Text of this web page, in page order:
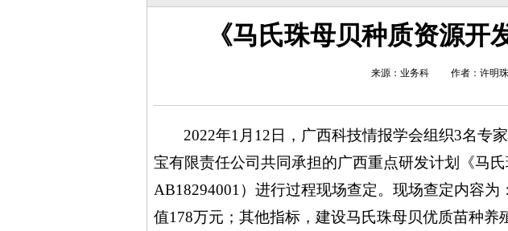
《马氏珠母贝种质资源
来源：业务科 作者：许明
2022年1 月 12 日， 广西科技情报学会组织3名专
宝有限责任公司共同承担的广西重点研发计划《马
AB18294001） 进行过程现场查定。现场查定内容为：
值178万元；其他指标，建设马氏珠母贝优质苗种养